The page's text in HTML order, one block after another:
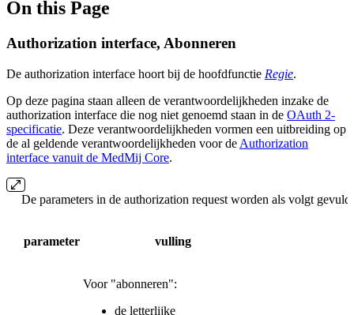
On this Page
Authorization interface, Abonneren
De authorization interface hoort bij de hoofdfunctie Regie.
Op deze pagina staan alleen de verantwoordelijkheden inzake de
authorization interface die nog niet genoemd staan in de OAuth 2-
specificatie. Deze verantwoordelijkheden vormen een uitbreiding op
de al geldende verantwoordelijkheden voor de Authorization
interface vanuit de MedMij Core.
De parameters in de authorization request worden als volgt gevuld:
parameter vulling
Voor "abonneren":
de letterlijke